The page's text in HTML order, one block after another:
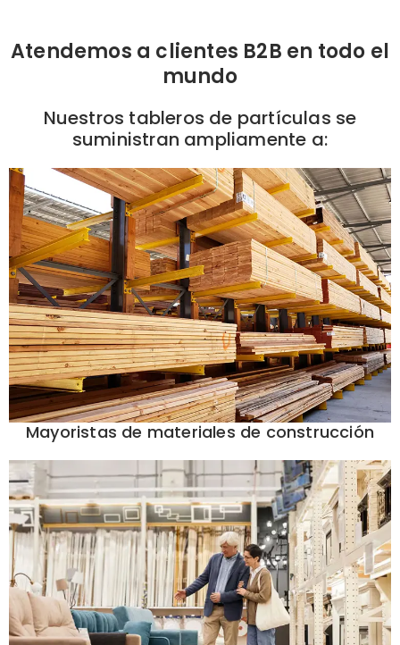
Atendemos a clientes B2B en todo el
mundo
Nuestros tableros de partículas se
suministran ampliamente a:
Mayoristas de materiales de construcción